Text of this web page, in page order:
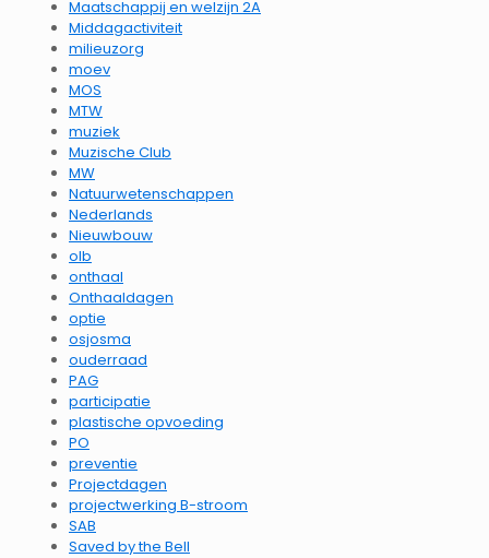
Maatschappij en welzijn 2A
Middagactiviteit
milieuzorg
moev
MOS
MTW
muziek
Muzische Club
MW
Natuurwetenschappen
Nederlands
Nieuwbouw
olb
onthaal
Onthaaldagen
optie
osjosma
ouderraad
PAG
participatie
plastische opvoeding
PO
preventie
Projectdagen
projectwerking B-stroom
SAB
Saved by the Bell